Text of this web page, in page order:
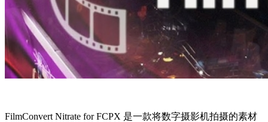
FilmConvert Nitrate for FCPX 是一款将数字摄影机拍摄的素材